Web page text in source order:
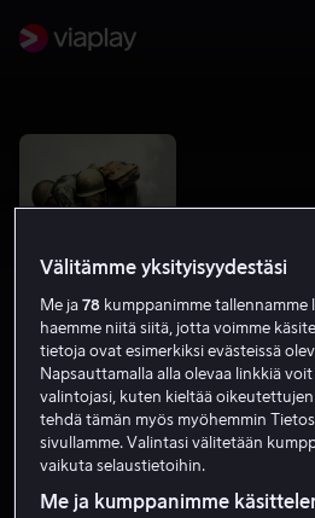
Hacksaw Ridge ‒
8.1 Draama 2016
HD
Välitämme yksityisyydestäsi
Me ja78 kumppanimme
haemme niitä siitä, jotta voimme
tietoja ovat esimerkiksi evästeissä
Napsauttamalla alla olevaa linkkiä
valintojasi, kuten kieltää
tehdä tämän myös myöhemmin
sivullamme. Valintasi välitetään
vaikuta selaustietoihin.
Me ja kumppanimme